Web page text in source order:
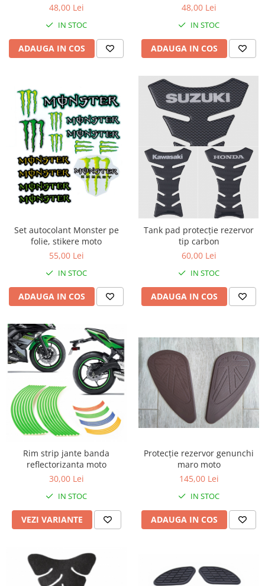
Kit abtibilde
Protectie Jug
Protectie Rezervor
Accesorii puig
Cricuri
Directie
Bieleta
Pivoti
Set cap de bara
Parbriz
Pedale
Pedale schimbator
Plasticuri Enduro/Mx
Rezervor
Kit rulmenti ghidon
Scarite
Suport pasager PUIG
Suport/Suruburi/Piulite/Cleme
Rezervor / Buson rezervor
Robinet benzina
Soc
Sonda benzina
Sistem lubrifiere motor
Buson
Pompa ulei
Sistem pornire
Capac pornire
Cuplaj rac
Rac pornire
Semiluna pornire
Angrenaj pompa apa
Capac racire motor
Kit pompa apa
Radiator
Semering pompa apa
Suruburi si capace motor
48,00 Lei
IN STOC
ADAUGA IN COS
48,00 Lei
IN STOC
ADAUGA IN COS
Set autocolant Monster pe
folie, stikere moto
55,00 Lei
IN STOC
ADAUGA IN COS
Tank pad protecție rezervor
tip carbon
60,00 Lei
IN STOC
ADAUGA IN COS
Rim strip jante banda
reflectorizanta moto
30,00 Lei
IN STOC
VEZI VARIANTE
Protecție rezervor genunchi
maro moto
145,00 Lei
IN STOC
ADAUGA IN COS